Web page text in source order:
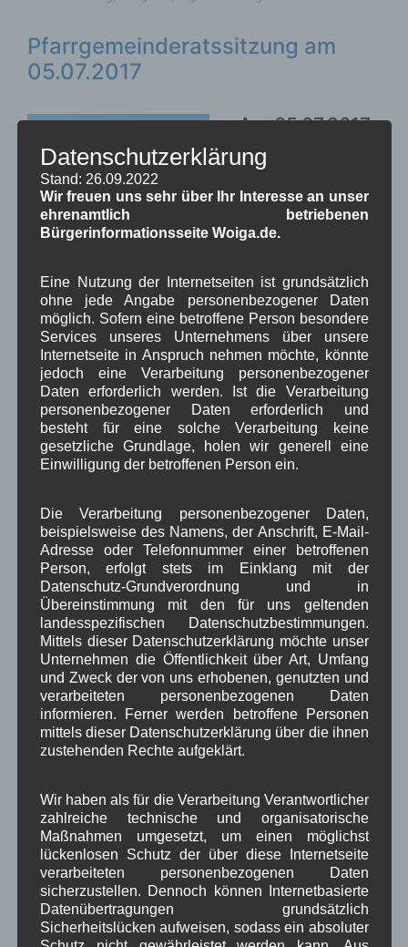
Pfarrgemeinderatssitzung am
05.07.2017
Am 05.07.2017
fand die
Pfarrgemeinder
atssitzung in
unserem
Pfarrheim statt.
Weiterlesen
in Wallgau Asyl,Kirche ,Woiga.de
Generalversammlung
Raiffeisenbank
am 03.08.2017
Die Raiffeisenbank
Wallgau – Krün eG
lädt alle Mitglieder
zur ordentlichen
Generalversammlun
g am Donnerstag,
den 03. August 2017
nach Wallgau, Zugspitzstraße 11, ins „Haus des
Gastes“ herzlich ein.
Beginn: 19.30 Uhr; Einlass: ab 19:00 Uhr
Weiterlesen
in Wallgau Gewerbe
Ende erreicht
Datenschutzerklärung
Stand: 26.09.2022
Wir freuen uns sehr über Ihr Interesse an unser
ehrenamtlich betriebenen
Bürgerinformationsseite Woiga.de.
Eine Nutzung der Internetseiten ist grundsätzlich
ohne jede Angabe personenbezogener Daten
möglich. Sofern eine betroffene Person besondere
Services unseres Unternehmens über unsere
Internetseite in Anspruch nehmen möchte, könnte
jedoch eine Verarbeitung personenbezogener
Daten erforderlich werden. Ist die Verarbeitung
personenbezogener Daten erforderlich und
besteht für eine solche Verarbeitung keine
gesetzliche Grundlage, holen wir generell eine
Einwilligung der betroffenen Person ein.
Die Verarbeitung personenbezogener Daten,
beispielsweise des Namens, der Anschrift, E-Mail-
Adresse oder Telefonnummer einer betroffenen
Person, erfolgt stets im Einklang mit der
Datenschutz-Grundverordnung und in
Übereinstimmung mit den für uns geltenden
landesspezifischen Datenschutzbestimmungen.
Mittels dieser Datenschutzerklärung möchte unser
Unternehmen die Öffentlichkeit über Art, Umfang
und Zweck der von uns erhobenen, genutzten und
verarbeiteten personenbezogenen Daten
informieren. Ferner werden betroffene Personen
mittels dieser Datenschutzerklärung über die ihnen
zustehenden Rechte aufgeklärt.
Wir haben als für die Verarbeitung Verantwortlicher
zahlreiche technische und organisatorische
Maßnahmen umgesetzt, um einen möglichst
lückenlosen Schutz der über diese Internetseite
verarbeiteten personenbezogenen Daten
sicherzustellen. Dennoch können Internetbasierte
Datenübertragungen grundsätzlich
Sicherheitslücken aufweisen, sodass ein absoluter